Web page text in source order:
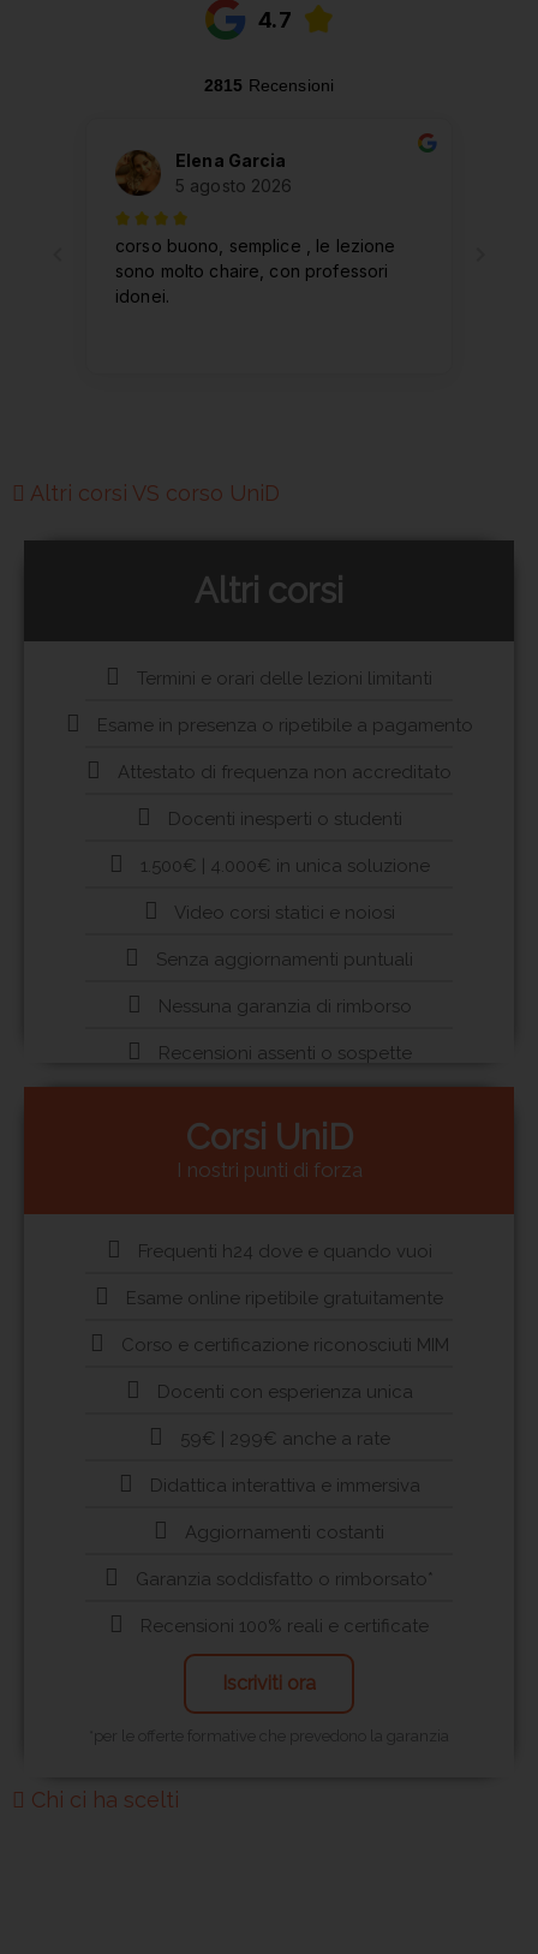
Altri corsi VS corso UniD
Altri corsi
Termini e orari delle lezioni limitanti
Esame in presenza o ripetibile a pagamento
Attestato di frequenza non accreditato
Docenti inesperti o studenti
1.500€ | 4.000€ in unica soluzione
Video corsi statici e noiosi
Senza aggiornamenti puntuali
Nessuna garanzia di rimborso
Recensioni assenti o sospette
Corsi UniD
I nostri punti di forza
Frequenti h24 dove e quando vuoi
Esame online ripetibile gratuitamente
Corso e certificazione riconosciuti MIM
Docenti con esperienza unica
59€ | 299€ anche a rate
Didattica interattiva e immersiva
Aggiornamenti costanti
Garanzia soddisfatto o rimborsato*
Recensioni 100% reali e certificate
Iscriviti ora
*per le offerte formative che prevedono la garanzia
Chi ci ha scelti